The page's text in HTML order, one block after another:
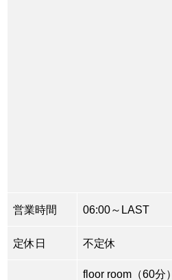
営業時間 06:00～LAST
定休日 不定休
floor room（60分）